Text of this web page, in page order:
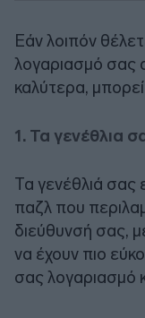
Εάν λοιπόν
λογαριασμό σας
καλύτερα,
1. Τα γενέθλια
Τα γενέθλιά σας
παζλ που
διεύθυνσή σας,
να έχουν πιο
σας λογαριασμό